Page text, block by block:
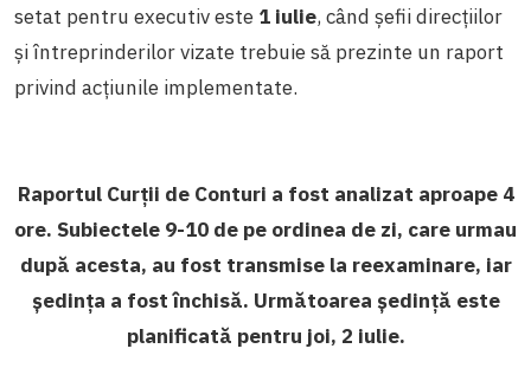
setat pentru executiv este 1 iulie, când șefii direcțiilor
și întreprinderilor vizate trebuie să prezinte un raport
privind acțiunile implementate.
Raportul Curții de Conturi a fost analizat aproape 4
ore. Subiectele 9-10 de pe ordinea de zi, care urmau
după acesta, au fost transmise la reexaminare, iar
ședința a fost închisă. Următoarea ședință este
planificată pentru joi, 2 iulie.